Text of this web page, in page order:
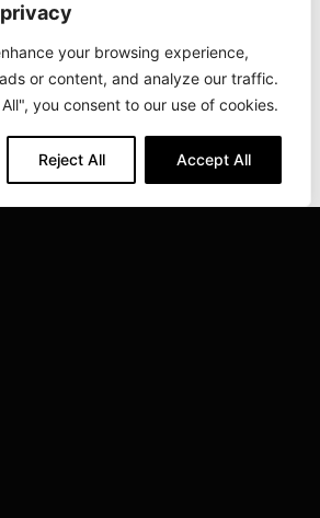
your browsing experience,
or content, and analyze our traffic.
you consent to our use of cookies.
Reject All Accept All
ムグループジャパン株式会社
西区南別府１丁目3-10